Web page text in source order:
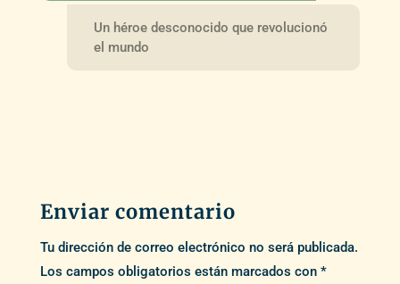
Un héroe desconocido que revolucionó
el mundo
Enviar comentario
Tu dirección de correo electrónico no será publicada.
Los campos obligatorios están marcados con *